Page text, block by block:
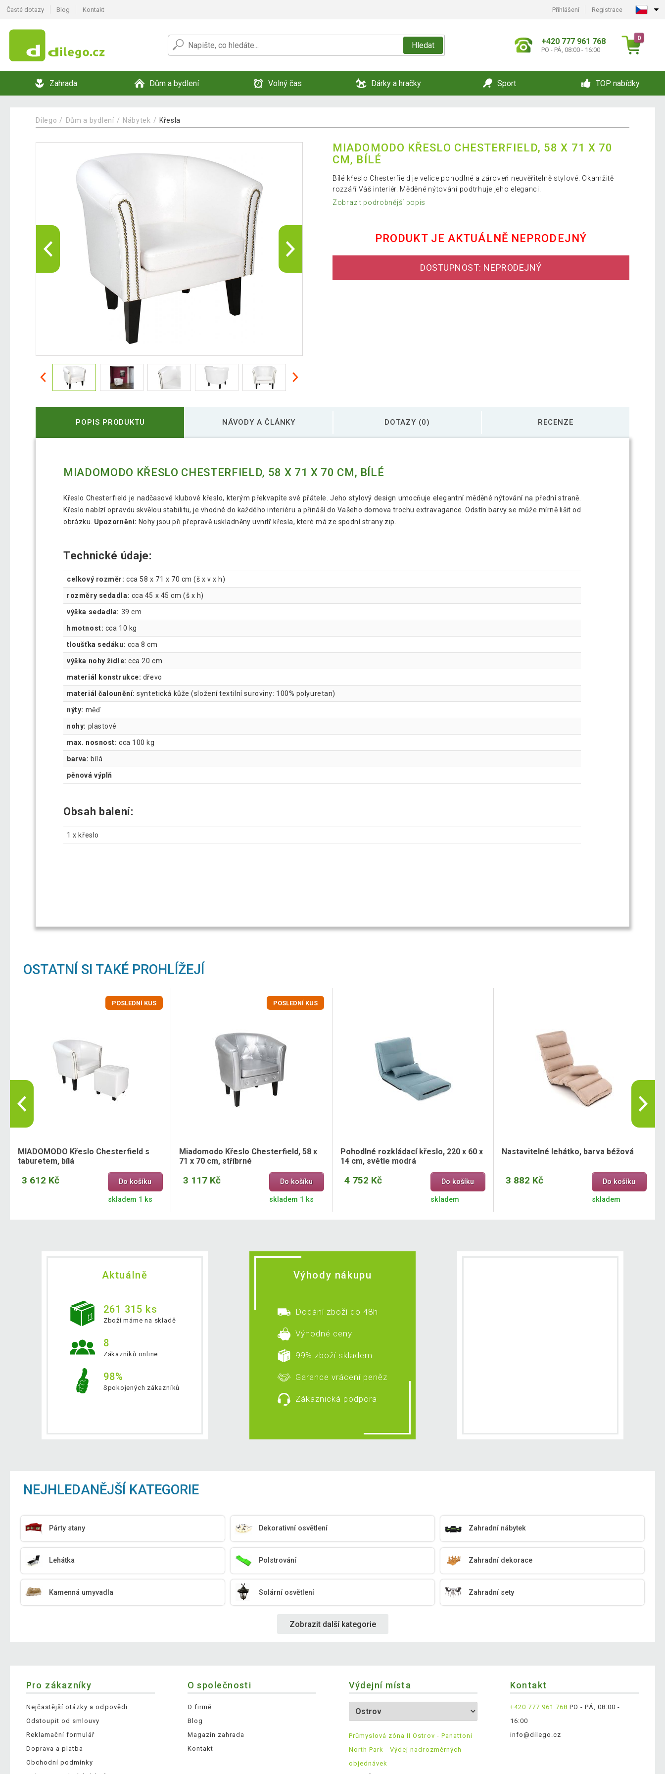
Časté dotazy Blog Kontakt Přihlášení Registrace
Hledat +420 777 961 768
PO - PÁ, 08:00 - 16:00
0
Zahrada Dům a bydlení Volný čas Dárky a hračky Sport TOP nabídky
Dilego Dům a bydlení Nábytek Křesla
MIADOMODO KŘESLO CHESTERFIELD, 58 X 71 X 70
CM, BÍLÉ
Bílé křeslo Chesterfield je velice pohodlné a zároveň neuvěřitelně stylové. Okamžitě
rozzáří Váš interiér. Měděné nýtování podtrhuje jeho eleganci.
Zobrazit podrobnější popis
PRODUKT JE AKTUÁLNĚ NEPRODEJNÝ
DOSTUPNOST: NEPRODEJNÝ
POPIS PRODUKTU NÁVODY A ČLÁNKY DOTAZY (0) RECENZE
MIADOMODO KŘESLO CHESTERFIELD, 58 X 71 X 70 CM, BÍLÉ
Křeslo Chesterfield je nadčasové klubové křeslo, kterým překvapíte své přátele. Jeho stylový design umocňuje elegantní měděné nýtování na přední straně.
Křeslo nabízí opravdu skvělou stabilitu, je vhodné do každého interiéru a přináší do Vašeho domova trochu extravagance. Odstín barvy se může mírně lišit od
obrázku. Upozornění: Nohy jsou při přepravě uskladněny uvnitř křesla, které má ze spodní strany zip.
Technické údaje:
celkový rozměr: cca 58 x 71 x 70 cm (š x v x h)
rozměry sedadla: cca 45 x 45 cm (š x h)
výška sedadla: 39 cm
hmotnost: cca 10 kg
tloušťka sedáku: cca 8 cm
výška nohy židle: cca 20 cm
materiál konstrukce: dřevo
materiál čalounění: syntetická kůže (složení textilní suroviny: 100% polyuretan)
nýty: měď
nohy: plastové
max. nosnost: cca 100 kg
barva: bílá
pěnová výplň
Obsah balení:
1 x křeslo
OSTATNÍ SI TAKÉ PROHLÍŽEJÍ
POSLEDNÍ KUS
MIADOMODO Křeslo Chesterfield s
taburetem, bílá
3 612 Kč Do košíku
skladem 1 ks
POSLEDNÍ KUS
Miadomodo Křeslo Chesterfield, 58 x
71 x 70 cm, stříbrné
3 117 Kč Do košíku
skladem 1 ks
Pohodlné rozkládací křeslo, 220 x 60 x
14 cm, světle modrá
4 752 Kč Do košíku
skladem
Nastavitelné lehátko, barva béžová
3 882 Kč Do košíku
skladem
Aktuálně
261 315 ks
Zboží máme na skladě
8
Zákazníků online
98%
Spokojených zákazníků
Výhody nákupu
Dodání zboží do 48h
Výhodné ceny
99% zboží skladem
Garance vrácení peněz
Zákaznická podpora
NEJHLEDANĚJŠÍ KATEGORIE
Párty stany Dekorativní osvětlení Zahradní nábytek
Lehátka Polstrování Zahradní dekorace
Kamenná umyvadla Solární osvětlení Zahradní sety
Zobrazit další kategorie
Pro zákazníky
Nejčastější otázky a odpovědi
Odstoupit od smlouvy
Reklamační formulář
Doprava a platba
Obchodní podmínky
O společnosti
O firmě
Blog
Magazín zahrada
Kontakt
Výdejní místa
Průmyslová zóna II Ostrov - Panattoni
North Park - Výdej nadrozměrných
objednávek
Kontakt
+420 777 961 768 PO - PÁ, 08:00 -
16:00
info@dilego.cz